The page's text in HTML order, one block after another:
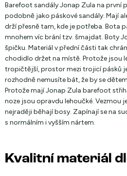
Barefoot sandály Jonap Zula na první
podobně jako páskové sandály. Mají
drží přesně tam, kde je potřeba. Bota
mnohem víc brání tzv. šmajdat. Boty
špičku. Materiál v přední části tak
chodidlo držet na místě. Protože jsou
tropičtější, prostor mezi trojicí pásků
rozhodně nemusíte bát, že by se
Protože mají Jonap Zula barefoot
noze jsou opravdu lehoučké. Vezmou
nejraději běhají bosy. Zapínají se na
s normálním i vyšším nártem.
Kvalitní materiál